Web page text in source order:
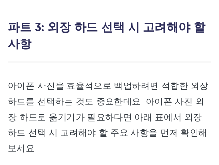
파트 3: 외장 하드 선택 시 고려해야 할
사항
아이폰 사진을 효율적으로 백업하려면 적합한 외장
하드를 선택하는 것도 중요한데요. 아이폰 사진 외
장 하드로 옮기기가 필요하다면 아래 표에서 외장
하드 선택 시 고려해야 할 주요 사항을 먼저 확인해
보세요.